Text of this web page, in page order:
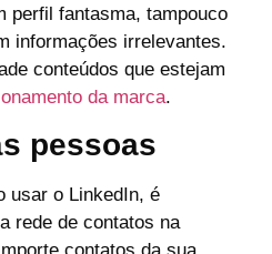
perfil fantasma, tampouco
informações irrelevantes.
conteúdos que estejam
da marca.
pessoas
usar o LinkedIn, é
rede de contatos na